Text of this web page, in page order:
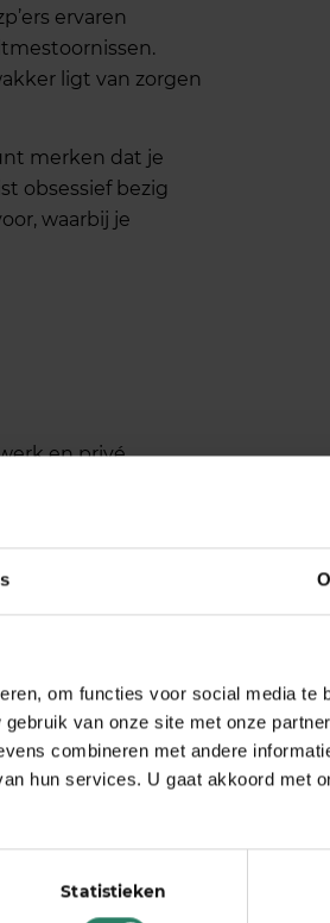
om functies voor social media te
van onze site met onze
combineren met andere
hun services. U gaat akkoord met
Statistieken
ervaren
ligt van zorgen
merken dat je
obsessief bezig
waarbij je
en privé,
je werkdruk
je als ondernemer
anders dit
en bouw bewust
soorten werk en
te zijn voor klanten
aan te
het eind van de
hebben en
wekelijks hoe je